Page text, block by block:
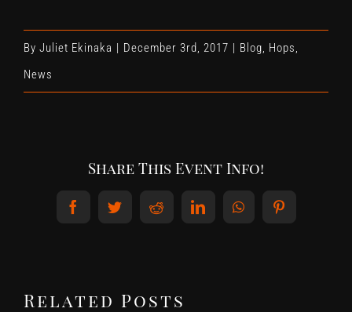
By Juliet Ekinaka | December 3rd, 2017 | Blog, Hops,
News
Share This Event Info!
FacebookTwitterRedditLinkedInWhatsAppPinterest
Related Posts